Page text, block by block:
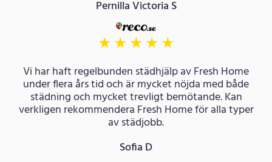
Pernilla Victoria S
★★★★★
Vi har haft regelbunden städhjälp av Fresh Home
under flera års tid och är mycket nöjda med både
städning och mycket trevligt bemötande. Kan
verkligen rekommendera Fresh Home för alla typer
av städjobb.
Sofia D